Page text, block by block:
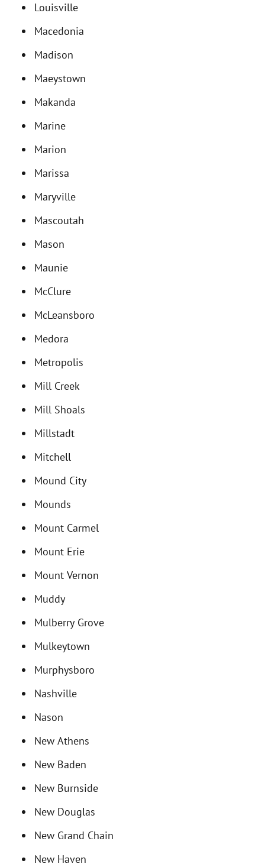
Louisville
Macedonia
Madison
Maeystown
Makanda
Marine
Marion
Marissa
Maryville
Mascoutah
Mason
Maunie
McClure
McLeansboro
Medora
Metropolis
Mill Creek
Mill Shoals
Millstadt
Mitchell
Mound City
Mounds
Mount Carmel
Mount Erie
Mount Vernon
Muddy
Mulberry Grove
Mulkeytown
Murphysboro
Nashville
Nason
New Athens
New Baden
New Burnside
New Douglas
New Grand Chain
New Haven